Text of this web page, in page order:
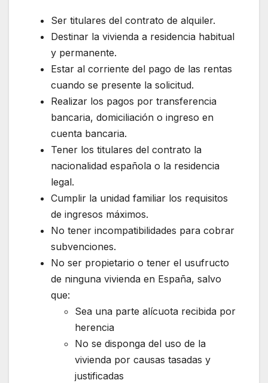
Ser titulares del contrato de alquiler.
Destinar la vivienda a residencia habitual
y permanente.
Estar al corriente del pago de las rentas
cuando se presente la solicitud.
Realizar los pagos por transferencia
bancaria, domiciliación o ingreso en
cuenta bancaria.
Tener los titulares del contrato la
nacionalidad española o la residencia
legal.
Cumplir la unidad familiar los requisitos
de ingresos máximos.
No tener incompatibilidades para cobrar
subvenciones.
No ser propietario o tener el usufructo
de ninguna vivienda en España, salvo
que:
Sea una parte alícuota recibida por
herencia
No se disponga del uso de la
vivienda por causas tasadas y
justificadas